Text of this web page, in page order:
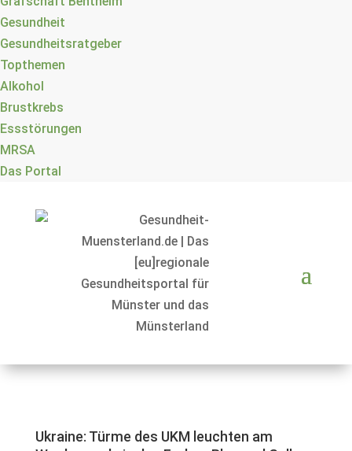
Gesundheit
Gesundheitsratgeber
Topthemen
Alkohol
Brustkrebs
Essstörungen
MRSA
Das Portal
Ukraine: Türme des UKM leuchten am